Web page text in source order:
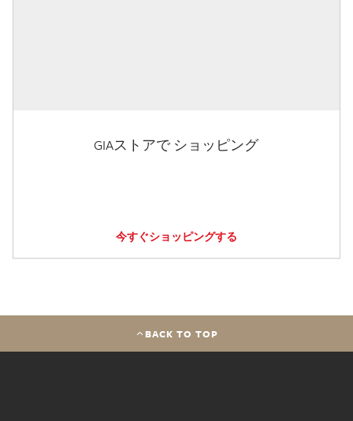
GIAストアで ショッピング
今すぐショッピングする
BACK TO TOP